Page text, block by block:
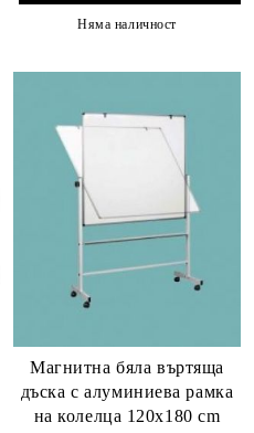
Няма наличност
Магнитна бяла въртяща
дъска с алуминиева рамка
на колелца 120x180 cm